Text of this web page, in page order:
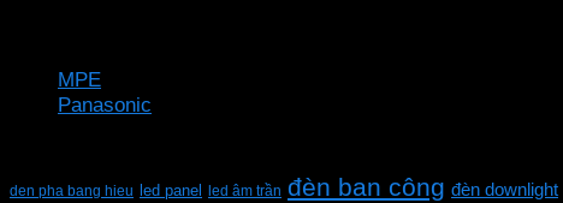
MPE
Panasonic
den pha bang hieu led panel led âm trần đèn ban công đèn downlight